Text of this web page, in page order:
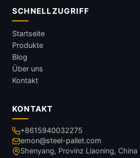
SCHNELLZUGRIFF
Startseite
Produkte
Blog
Über uns
Kontakt
KONTAKT
+8615940032275
emon@steel-pallet.com
Shenyang, Provinz Liaoning, China